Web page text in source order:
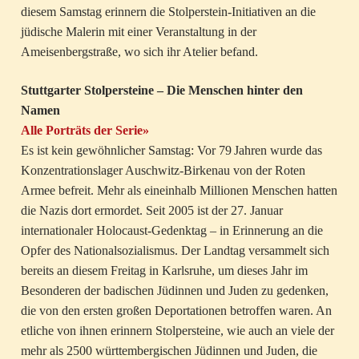
diesem Samstag erinnern die Stolperstein-Initiativen an die
jüdische Malerin mit einer Veranstaltung in der
Ameisenbergstraße, wo sich ihr Atelier befand.
Stuttgarter Stolpersteine – Die Menschen hinter den
Namen
Alle Porträts der Serie»
Es ist kein gewöhnlicher Samstag: Vor 79 Jahren wurde das
Konzentrationslager Auschwitz-Birkenau von der Roten
Armee befreit. Mehr als eineinhalb Millionen Menschen hatten
die Nazis dort ermordet. Seit 2005 ist der 27. Januar
internationaler Holocaust-Gedenktag – in Erinnerung an die
Opfer des Nationalsozialismus. Der Landtag versammelt sich
bereits an diesem Freitag in Karlsruhe, um dieses Jahr im
Besonderen der badischen Jüdinnen und Juden zu gedenken,
die von den ersten großen Deportationen betroffen waren. An
etliche von ihnen erinnern Stolpersteine, wie auch an viele der
mehr als 2500 württembergischen Jüdinnen und Juden, die